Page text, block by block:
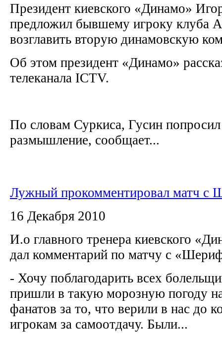
Президент киевского «Динамо»
предложил бывшему игроку клуба
возглавить вторую динамовскую
Об этом президент «Динамо»
телеканала ICTV.
По словам Суркиса, Гусин попросил
размышление, сообщает...
Лужный прокомментировал матч с
16 Декабря 2010
И.о главного тренера киевского
дал комментарий по матчу с
- Хочу поблагодарить всех
пришли в такую морозную погоду
фанатов за то, что верили в нас до
игрокам за самоотдачу. Были...